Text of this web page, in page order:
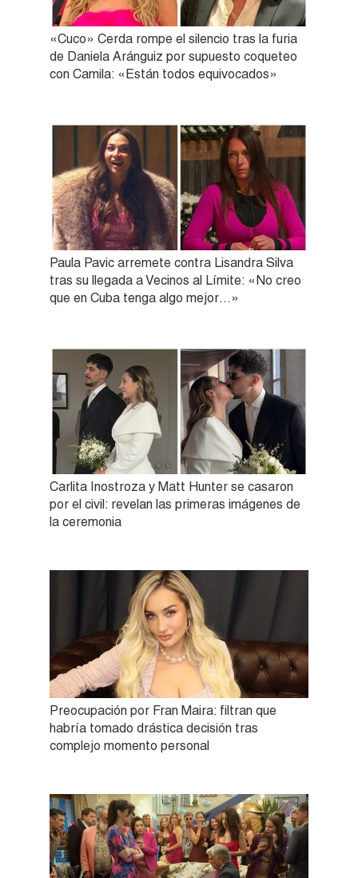
«Cuco» Cerda rompe el silencio tras la furia
de Daniela Aránguiz por supuesto coqueteo
con Camila: «Están todos equivocados»
Paula Pavic arremete contra Lisandra Silva
tras su llegada a Vecinos al Límite: «No creo
que en Cuba tenga algo mejor…»
Carlita Inostroza y Matt Hunter se casaron
por el civil: revelan las primeras imágenes de
la ceremonia
Preocupación por Fran Maira: filtran que
habría tomado drástica decisión tras
complejo momento personal